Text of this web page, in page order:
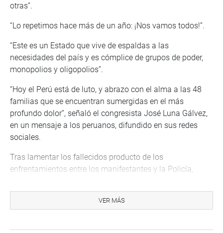
otras”.
“Lo repetimos hace más de un año: ¡Nos vamos todos!”.
“Este es un Estado que vive de espaldas a las
necesidades del país y es cómplice de grupos de poder,
monopolios y oligopolios”.
“Hoy el Perú está de luto, y abrazo con el alma a las 48
familias que se encuentran sumergidas en el más
profundo dolor”, señaló el congresista José Luna Gálvez,
en un mensaje a los peruanos, difundido en sus redes
sociales.
Tras lamentar los fallecidos producto de los
enfrentamientos entre los manifestantes y la Policía,
política a asumir y reconocer las responsabilidades y
viabilizar una salida democrática para detener la
VER MÁS